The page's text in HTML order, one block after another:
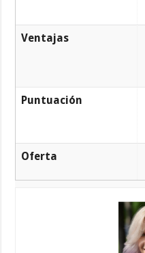
Ventajas
Puntuación
Oferta